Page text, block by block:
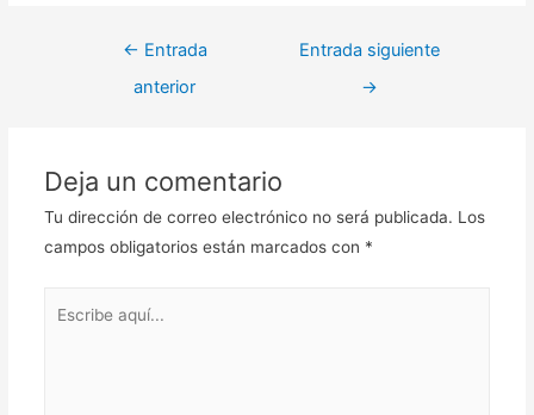
Navegación
← Entrada
anterior
Entrada siguiente
→
Deja un comentario
Tu dirección de correo electrónico no será publicada. Los
campos obligatorios están marcados con *